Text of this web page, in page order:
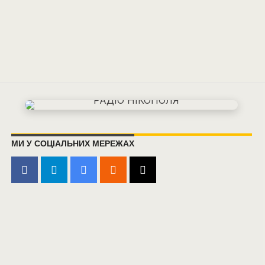
МИ У СОЦІАЛЬНИХ МЕРЕЖАХ